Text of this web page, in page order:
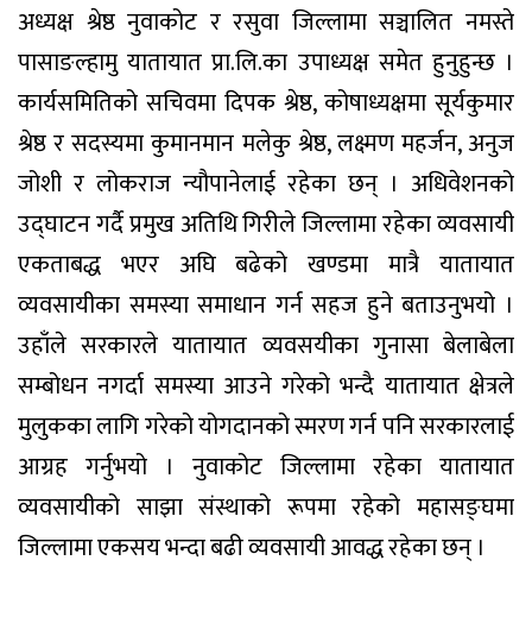
अध्यक्ष श्रेष्ठ नुवाकोट र रसुवा जिल्लामा सञ्चालित नमस्ते
पासाङल्हामु यातायात प्रा.लि.का उपाध्यक्ष समेत हुनुहुन्छ ।
कार्यसमितिको सचिवमा दिपक श्रेष्ठ, कोषाध्यक्षमा सूर्यकुमार
श्रेष्ठ र सदस्यमा कुमानमान मलेकु श्रेष्ठ, लक्ष्मण महर्जन, अनुज
जोशी र लोकराज न्यौपानेलाई रहेका छन् । अधिवेशनको
उद्घाटन गर्दै प्रमुख अतिथि गिरीले जिल्लामा रहेका व्यवसायी
एकताबद्ध भएर अघि बढेको खण्डमा मात्रै यातायात
व्यवसायीका समस्या समाधान गर्न सहज हुने बताउनुभयो ।
उहाँले सरकारले यातायात व्यवसयीका गुनासा बेलाबेला
सम्बोधन नगर्दा समस्या आउने गरेको भन्दै यातायात क्षेत्रले
मुलुकका लागि गरेको योगदानको स्मरण गर्न पनि सरकारलाई
आग्रह गर्नुभयो । नुवाकोट जिल्लामा रहेका यातायात
व्यवसायीको साझा संस्थाको रूपमा रहेको महासङ्घमा
जिल्लामा एकसय भन्दा बढी व्यवसायी आवद्ध रहेका छन् ।